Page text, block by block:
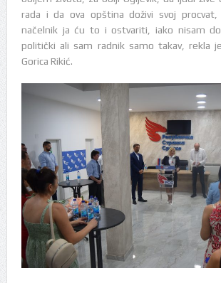
rada i da ova opština doživi svoj
načelnik ja ću to i ostvariti, iako nisam
politički ali sam radnik samo takav, rekla
Gorica Rikić.